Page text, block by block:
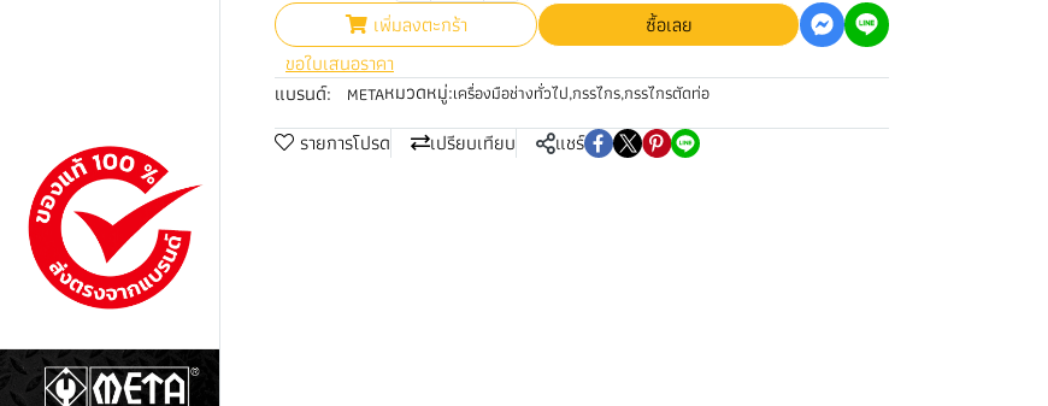
เพิ่มลงตะกร้า
ซื้อเลย
ขอใบเสนอราคา
แบรนด์:
METAหมวดหมู่:เครื่องมือช่างทั่วไป,กรรไกร,กรรไกรตัดท่อ
รายการโปรด เปรียบเทียบ แชร์